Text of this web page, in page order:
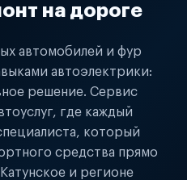
на дороге
автомобилей и фур
автоэлектрики:
решение. Сервис
где каждый
который
средства прямо
и регионе